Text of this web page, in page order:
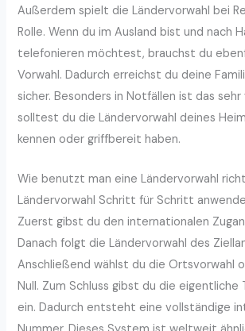
Außerdem spielt die Ländervorwahl bei
Rolle. Wenn du im Ausland bist und nach
telefonieren möchtest, brauchst du
Vorwahl. Dadurch erreichst du deine
sicher. Besonders in Notfällen ist das sehr
solltest du die Ländervorwahl deines
kennen oder griffbereit haben.
Wie benutzt man eine Ländervorwahl
Ländervorwahl Schritt für Schritt
Zuerst gibst du den internationalen
Danach folgt die Ländervorwahl des
Anschließend wählst du die Ortsvorwahl
Null. Zum Schluss gibst du die eigentliche
ein. Dadurch entsteht eine vollständige